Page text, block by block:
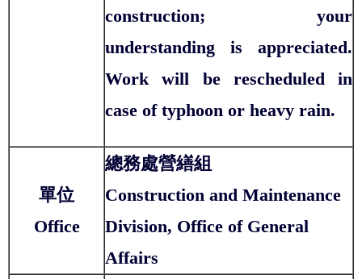
construction; your
understanding is appreciated.
Work will be rescheduled in
case of typhoon or heavy rain.
單位
Office
總務處營繕組
Construction and Maintenance
Division, Office of General
Affairs